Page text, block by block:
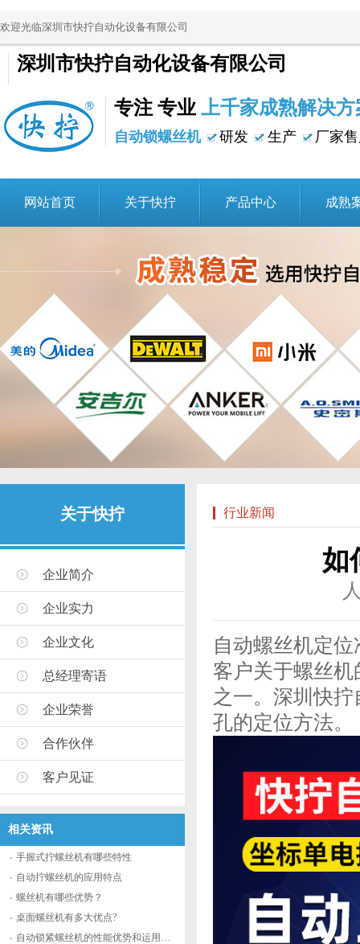
欢迎光临深圳市快拧自动化设备有限公司
深圳市快拧自动化设备有限公司
专注 专业 上千家成熟解决方
自动锁螺丝机 研发 生产 厂家
网站首页 关于快拧 产品中心 成熟
关于快拧
企业简介
企业实力
企业文化
总经理寄语
企业荣誉
合作伙伴
客户见证
相关资讯
手握式拧螺丝机有哪些特性
自动拧螺丝机的应用特点
螺丝机有哪些优势？
桌面螺丝机有多大优点?
自动锁紧螺丝机的性能优势和运用流程
行业新闻
如
自动螺丝机定
客户关于螺丝
之一。深圳快
孔的定位方法。